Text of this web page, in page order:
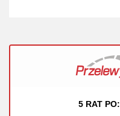
5 RAT PO: